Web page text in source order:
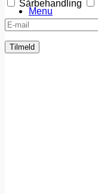
Menu
Sårbehandling